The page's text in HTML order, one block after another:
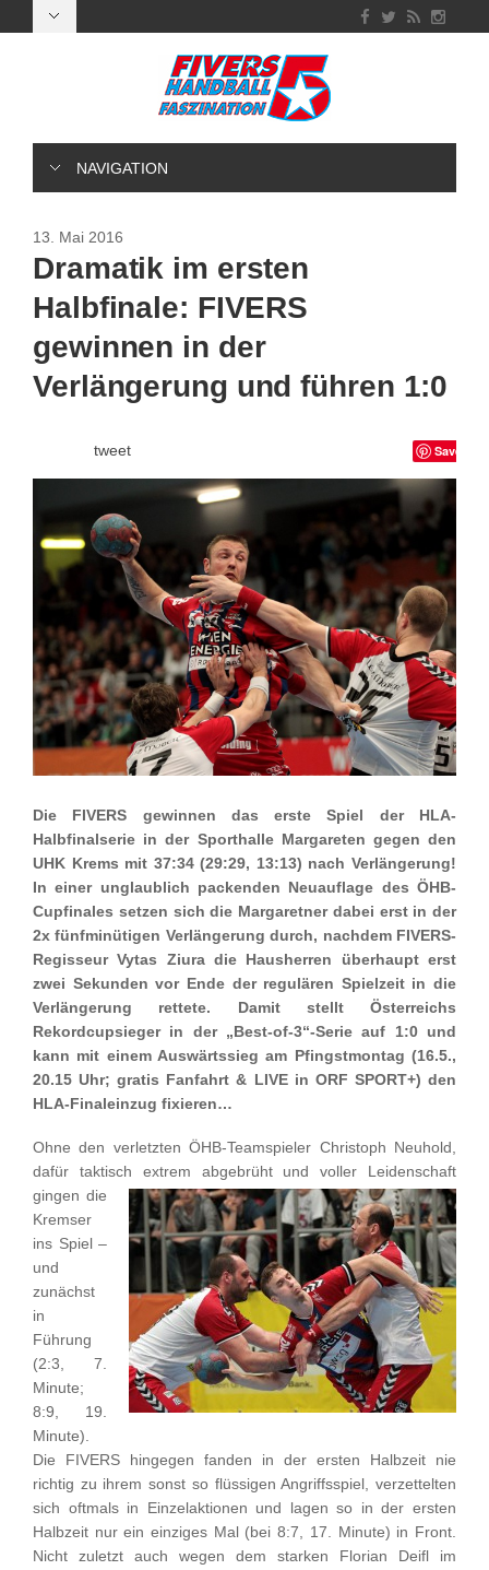
NAVIGATION
13. Mai 2016
Dramatik im ersten
Halbfinale: FIVERS
gewinnen in der
Verlängerung und führen 1:0
tweet Save
Die FIVERS gewinnen das erste Spiel der HLA-
Halbfinalserie in der Sporthalle Margareten gegen den
UHK Krems mit 37:34 (29:29, 13:13) nach Verlängerung!
In einer unglaublich packenden Neuauflage des ÖHB-
Cupfinales setzen sich die Margaretner dabei erst in der
2x fünfminütigen Verlängerung durch, nachdem FIVERS-
Regisseur Vytas Ziura die Hausherren überhaupt erst
zwei Sekunden vor Ende der regulären Spielzeit in die
Verlängerung rettete. Damit stellt Österreichs
Rekordcupsieger in der „Best-of-3“-Serie auf 1:0 und
kann mit einem Auswärtssieg am Pfingstmontag (16.5.,
20.15 Uhr; gratis Fanfahrt & LIVE in ORF SPORT+) den
HLA-Finaleinzug fixieren…
Ohne den verletzten ÖHB-Teamspieler Christoph Neuhold,
dafür taktisch extrem abgebrüht und voller Leidenschaft
gingen die
Kremser
ins Spiel –
und
zunächst
in
Führung
(2:3, 7.
Minute;
8:9, 19.
Minute).
Die FIVERS hingegen fanden in der ersten Halbzeit nie
richtig zu ihrem sonst so flüssigen Angriffsspiel, verzettelten
sich oftmals in Einzelaktionen und lagen so in der ersten
Halbzeit nur ein einziges Mal (bei 8:7, 17. Minute) in Front.
Nicht zuletzt auch wegen dem starken Florian Deifl im